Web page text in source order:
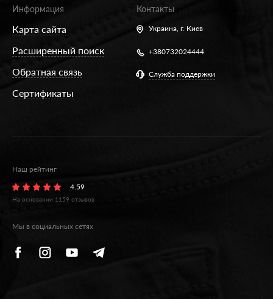
Информация
Карта сайта
Расширенный поиск
Обратная связь
Сертификаты
Контакты
Украина, г. Киев
+380732024444
Служба поддержки
Наш рейтинг
4.59
На основании 1159 отзывов
Мы в социальных сетях